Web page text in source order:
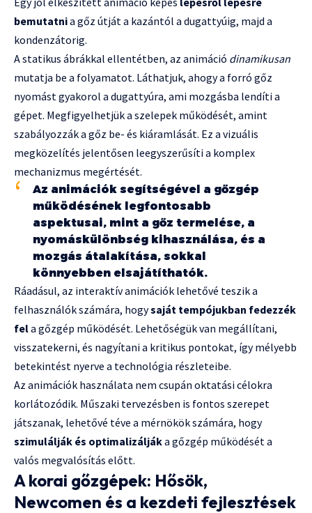
bemutatnia gőz útját a kazántól a dugattyúig, majd a
kondenzátorig.
A statikus ábrákkal ellentétben, az animáció dinamikusan
mutatja be a folyamatot. Láthatjuk, ahogy a forró gőz
nyomást gyakorol a dugattyúra, ami mozgásba lendíti a
gépet. Megfigyelhetjük a szelepek működését, amint
szabályozzák a gőz be- és kiáramlását. Ez a vizuális
megközelítés jelentősen leegyszerűsíti a komplex
mechanizmus megértését.
Az animációk segítségével a gőzgép
működésének legfontosabb
aspektusai, mint a gőz termelése, a
nyomáskülönbség kihasználása, és a
mozgás átalakítása, sokkal
könnyebben elsajátíthatók.
Ráadásul, az interaktív animációk lehetővé teszik a
felhasználók számára, hogysaját tempójukban fedezzék
fela gőzgép működését. Lehetőségük van megállítani,
visszatekerni, és nagyítani a kritikus pontokat, így mélyebb
betekintést nyerve a technológia részleteibe.
Az animációk használata nem csupán oktatási célokra
korlátozódik. Műszaki tervezésben is fontos szerepet
játszanak, lehetővé téve a mérnökök számára, hogy
szimulálják és optimalizáljáka gőzgép működését a
valós megvalósítás előtt.
A korai gőzgépek: Hősök,
Newcomen és a kezdeti fejlesztések